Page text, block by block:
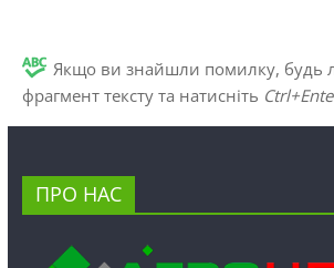
Якщо ви знайшли помилку, будь
фрагмент тексту та натисніть
ПРО НАС